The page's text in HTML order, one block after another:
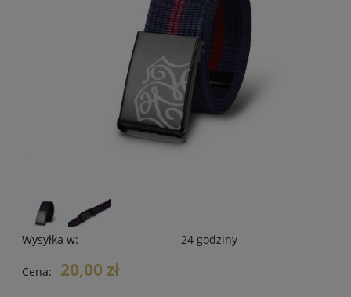
Wysyłka w: 24 godziny
Cena: 20,00 zł